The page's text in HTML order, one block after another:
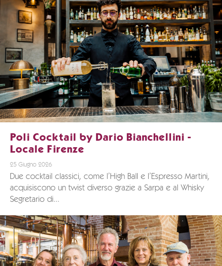
Poli Cocktail by Dario Bianchellini -
Locale Firenze
25 Giugno 2026
Due cocktail classici, come l’High Ball e l’Espresso Martini,
acquisiscono un twist diverso grazie a Sarpa e al Whisky
Segretario di...